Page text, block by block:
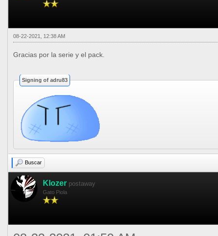
08-22-2021, 12:38 AM
Gracias por la serie y el pack.
Signing of adru83
Buscar
Klozer postaway
Gato Piola